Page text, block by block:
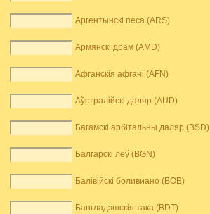
Аргентынскі песа (ARS)
Армянскі драм (AMD)
Афганскія афгані (AFN)
Аўстралійскі даляр (AUD)
Багамскі арбітальны даляр (BSD)
Балгарскі леў (BGN)
Балівійскі боливиано (BOB)
Бангладэшскія така (BDT)